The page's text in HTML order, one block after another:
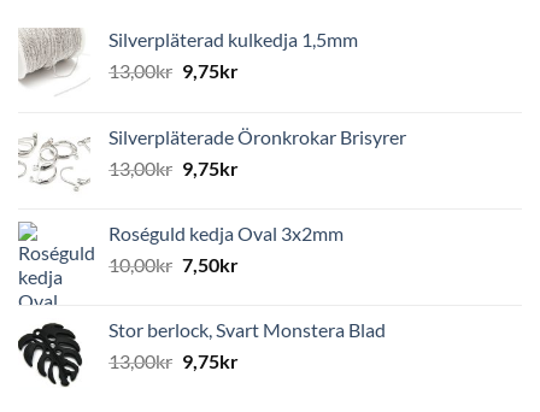
Silverpläterad kulkedja 1,5mm
13,00kr 9,75kr
Silverpläterade Öronkrokar Brisyrer
13,00kr 9,75kr
Roséguld kedja Oval 3x2mm
10,00kr 7,50kr
Stor berlock, Svart Monstera Blad
13,00kr 9,75kr